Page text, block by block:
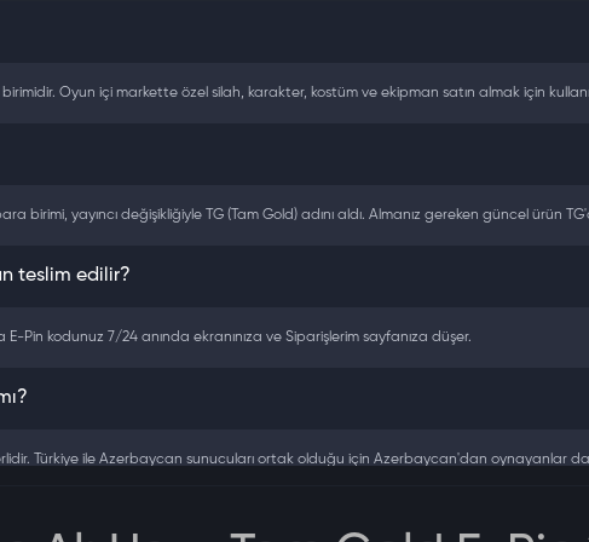
Oyun içi markette özel silah, karakter, kostüm ve ekipman satın almak için
birimi, yayıncı değişikliğiyle TG (Tam Gold) adını aldı. Almanız gereken güncel ürün
teslim edilir?
Pin kodunuz 7/24 anında ekranınıza ve Siparişlerim sayfanıza düşer.
Türkiye ile Azerbaycan sunucuları ortak olduğu için Azerbaycan'dan oynayanlar